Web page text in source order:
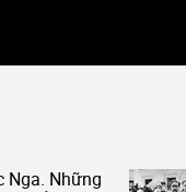
Nga. Những